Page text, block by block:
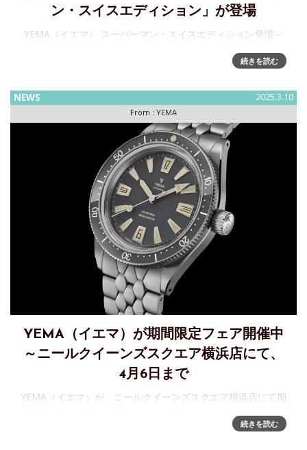
ン・スイスエディション」が登場
YEMA（イエマ） スーパーマン・スイスエディション登場～
× スイスの精巧な鼓動」。1970年代のオリジナルデザイン
続きを読む
NEWS 2025.3.10
From : YEMA
YEMA（イエマ）が期間限定フェア開催中
～ニールクイーンズスクエア横浜店にて、
4月6日まで
YEMA（イエマ）が、ニールクイーンズスクエア横浜店にて期
に取るチャンスフランスの老舗時計ブランド「YEMA（イエ
続きを読む